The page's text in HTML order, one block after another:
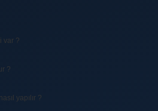
var ?
?
yapılır ?